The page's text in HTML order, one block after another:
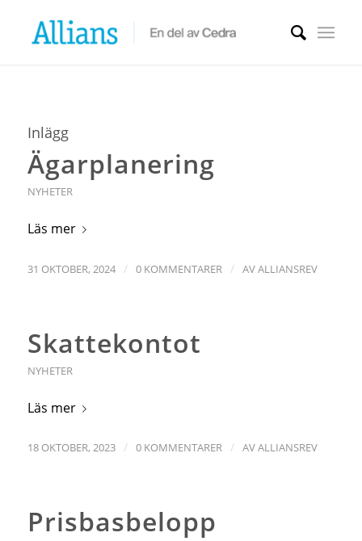
Inlägg
Ägarplanering
NYHETER
Läs mer
31 OKTOBER, 2024 / 0 KOMMENTARER / AVALLIANSREV
Skattekontot
NYHETER
Läs mer
18 OKTOBER, 2023 / 0 KOMMENTARER / AVALLIANSREV
Prisbasbelopp